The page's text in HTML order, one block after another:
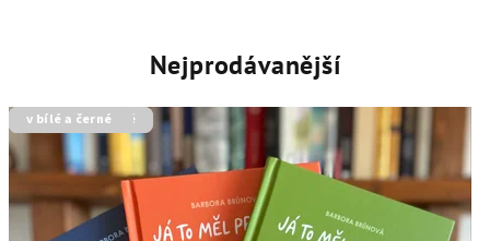
Nejprodávanější
výhodná cena
personalizované
personalizované
výhodná cena
v bílé a černé